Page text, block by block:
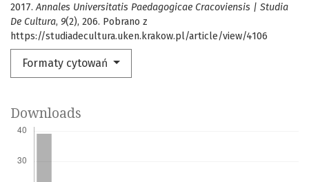
2017.Annales Universitatis Paedagogicae Cracoviensis | Studia
De Cultura, 9(2), 206. Pobrano z
https://studiadecultura.uken.krakow.pl/article/view/4106
Formaty cytowań
Downloads